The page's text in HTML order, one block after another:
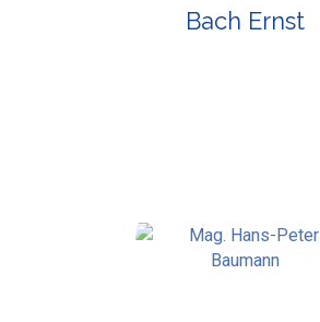
Bach Ernst